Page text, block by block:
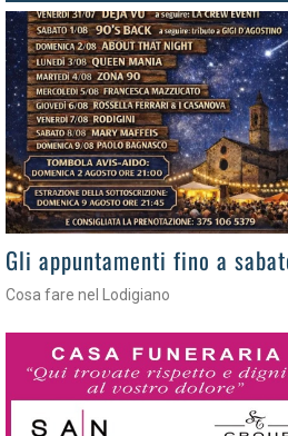
Gli eventi della settimana
Tra torte, cinema e musica live